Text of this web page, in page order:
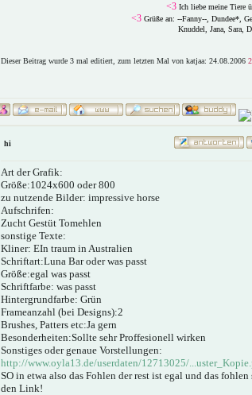
<3 Ich liebe meine Tiere
<3 Grüße an: --Fanny--, Dundee*,
Knuddel, Jana, Sara,
Dieser Beitrag wurde 3 mal editiert, zum letzten Mal von katjaa: 24.08.2006
hi
Art der Grafik:
Größe:1024x600 oder 800
zu nutzende Bilder: impressive horse
Aufschrifen:
Zucht Gestüt Tomehlen
sonstige Texte:
Kliner: EIn traum in Australien
Schriftart:Luna Bar oder was passt
Größe:egal was passt
Schriftfarbe: was passt
Hintergrundfarbe: Grün
Frameanzahl (bei Designs):2
Brushes, Patters etc:Ja gern
Besonderheiten:Sollte sehr Proffesionell wirken
Sonstiges oder genaue Vorstellungen:
http://www.oyla13.de/userdaten/12713025/
SO in etwa also das Fohlen der rest ist egal und das
den Link!